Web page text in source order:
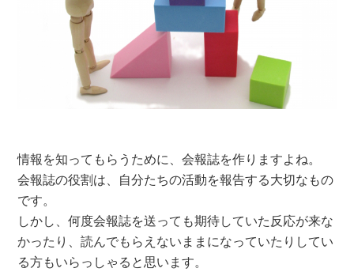
情報を知ってもらうために、会報誌を作りますよね。
会報誌の役割は、自分たちの活動を報告する大切なもの
です。
しかし、何度会報誌を送っても期待していた反応が来な
かったり、読んでもらえないままになっていたりしてい
る方もいらっしゃると思います。